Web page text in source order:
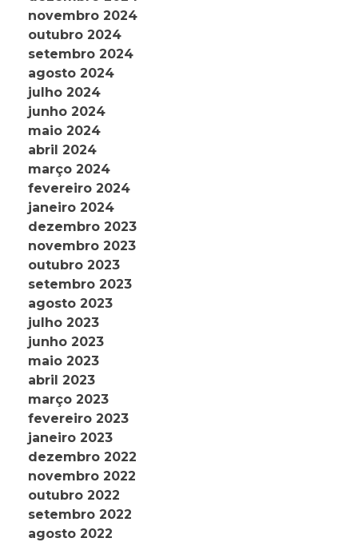
novembro 2024
outubro 2024
setembro 2024
agosto 2024
julho 2024
junho 2024
maio 2024
abril 2024
março 2024
fevereiro 2024
janeiro 2024
dezembro 2023
novembro 2023
outubro 2023
setembro 2023
agosto 2023
julho 2023
junho 2023
maio 2023
abril 2023
março 2023
fevereiro 2023
janeiro 2023
dezembro 2022
novembro 2022
outubro 2022
setembro 2022
agosto 2022